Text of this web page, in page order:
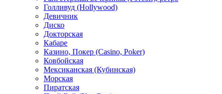
Голливуд (Hollywood)
Девичник
Диско
Докторская
Кабаре
Казино, Покер (Casino, Poker)
Ковбойская
Мексиканская (Кубинская)
Морская
Пиратская